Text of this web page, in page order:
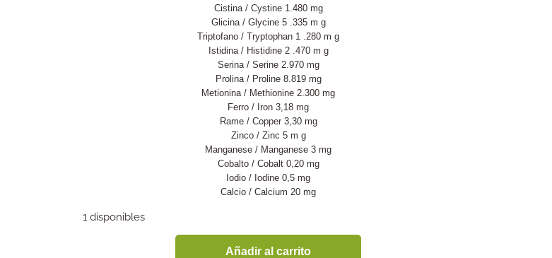
Cistina / Cystine 1.480 mg
Glicina / Glycine 5 .335 m g
Triptofano / Tryptophan 1 .280 m g
Istidina / Histidine 2 .470 m g
Serina / Serine 2.970 mg
Prolina / Proline 8.819 mg
Metionina / Methionine 2.300 mg
Ferro / Iron 3,18 mg
Rame / Copper 3,30 mg
Zinco / Zinc 5 m g
Manganese / Manganese 3 mg
Cobalto / Cobalt 0,20 mg
Iodio / Iodine 0,5 mg
Calcio / Calcium 20 mg
1 disponibles
Añadir al carrito